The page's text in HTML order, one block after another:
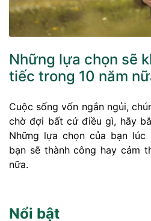
Những lựa chọn sẽ
tiếc trong 10 năm
Cuộc sống vốn ngắn ngủi,
chờ đợi bất cứ điều gì, hãy
Những lựa chọn của bạn
bạn sẽ thành công hay cảm
nữa.
Nổi bật